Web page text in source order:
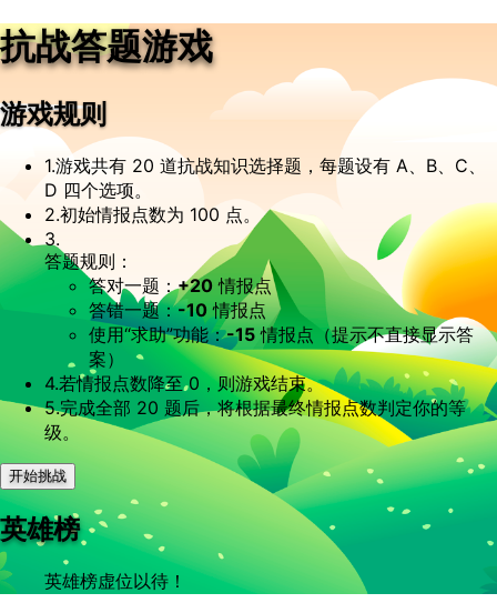
抗战答题游戏
游戏规则
1.游戏共有 20 道抗战知识选择题，每题设有 A、B、C、
D 四个选项。
2.初始情报点数为 100 点。
3.
答题规则：
答对一题：+20 情报点
答错一题：-10 情报点
使用“求助”功能：-15 情报点（提示不直接显示答
案）
4.若情报点数降至 0，则游戏结束。
5.完成全部 20 题后，将根据最终情报点数判定你的等
级。
开始挑战
英雄榜
英雄榜虚位以待！